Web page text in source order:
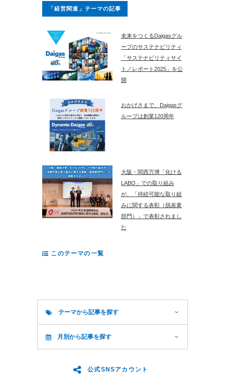
「経営関連」テーマの記事
未来をつくるDaigasグル
ープのサステナビリティ
「サステナビリティサイ
ト／レポート2025」を公
開
おかげさまで、Daigasグ
ループは創業120周年
大阪・関西万博「化ける
LABO」での取り組み
が、「持続可能な取り組
みに関する表彰（脱炭素
部門）」で表彰されまし
た
このテーマの一覧
テーマから記事を探す
月別から記事を探す
公式SNSアカウント